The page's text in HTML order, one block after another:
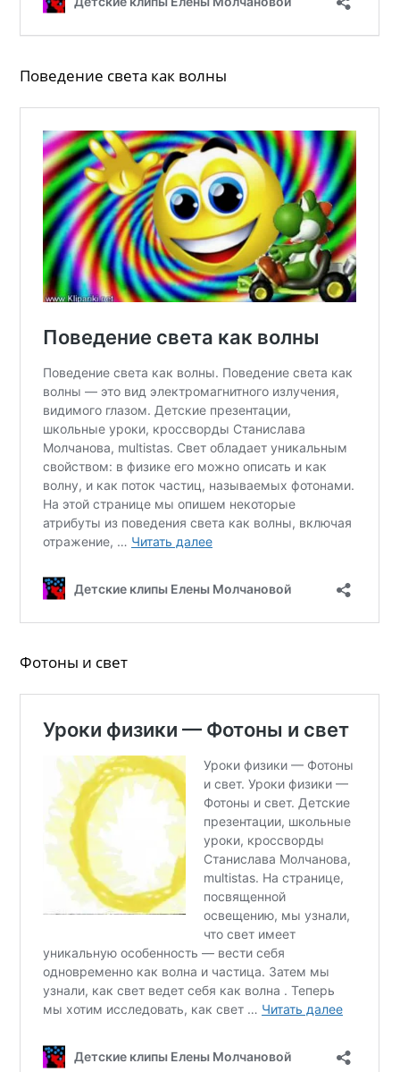
Поведение света как волны
Фотоны и свет